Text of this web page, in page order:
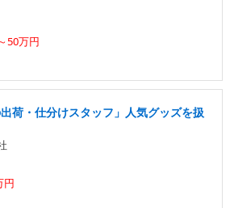
50万円
出荷・仕分けスタッフ」人気グッズを扱
円